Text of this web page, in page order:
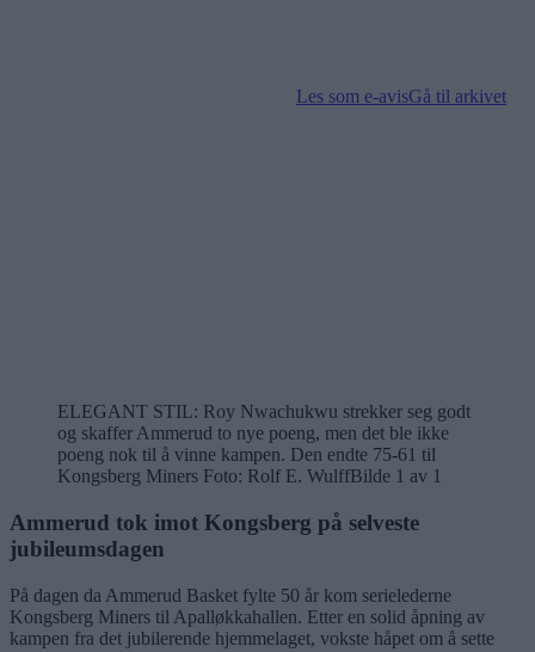
Les som e-avisGå til arkivet
ELEGANT STIL: Roy Nwachukwu strekker seg godt
og skaffer Ammerud to nye poeng, men det ble ikke
poeng nok til å vinne kampen. Den endte 75-61 til
Kongsberg Miners Foto: Rolf E. WulffBilde 1 av 1
Ammerud tok imot Kongsberg på selveste
jubileumsdagen
På dagen da Ammerud Basket fylte 50 år kom serielederne
Kongsberg Miners til Apalløkkahallen. Etter en solid åpning av
kampen fra det jubilerende hjemmelaget, vokste håpet om å sette